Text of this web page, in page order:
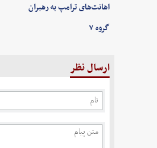
اهانت‌های ترامپ به رهبران
گروه ۷
ارسال نظر